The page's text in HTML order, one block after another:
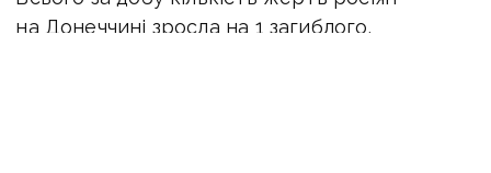
на Донеччині зросла на 1 загиблого.